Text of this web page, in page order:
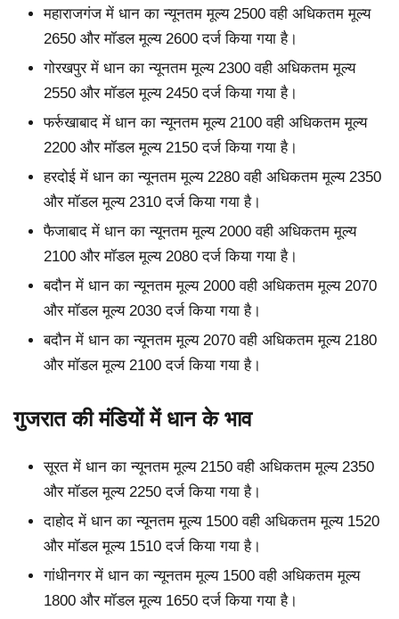
महाराजगंज में धान का न्यूनतम मूल्य 2500 वही अधिकतम मूल्य
2650 और मॉडल मूल्य 2600 दर्ज किया गया है।
गोरखपुर में धान का न्यूनतम मूल्य 2300 वही अधिकतम मूल्य
2550 और मॉडल मूल्य 2450 दर्ज किया गया है।
फर्रुखाबाद में धान का न्यूनतम मूल्य 2100 वही अधिकतम मूल्य
2200 और मॉडल मूल्य 2150 दर्ज किया गया है।
हरदोई में धान का न्यूनतम मूल्य 2280 वही अधिकतम मूल्य 2350
और मॉडल मूल्य 2310 दर्ज किया गया है।
फैजाबाद में धान का न्यूनतम मूल्य 2000 वही अधिकतम मूल्य
2100 और मॉडल मूल्य 2080 दर्ज किया गया है।
बदौन में धान का न्यूनतम मूल्य 2000 वही अधिकतम मूल्य 2070
और मॉडल मूल्य 2030 दर्ज किया गया है।
बदौन में धान का न्यूनतम मूल्य 2070 वही अधिकतम मूल्य 2180
और मॉडल मूल्य 2100 दर्ज किया गया है।
गुजरात की मंडियों में धान के भाव
सूरत में धान का न्यूनतम मूल्य 2150 वही अधिकतम मूल्य 2350
और मॉडल मूल्य 2250 दर्ज किया गया है।
दाहोद में धान का न्यूनतम मूल्य 1500 वही अधिकतम मूल्य 1520
और मॉडल मूल्य 1510 दर्ज किया गया है।
गांधीनगर में धान का न्यूनतम मूल्य 1500 वही अधिकतम मूल्य
1800 और मॉडल मूल्य 1650 दर्ज किया गया है।